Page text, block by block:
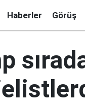
Haberler Görüş